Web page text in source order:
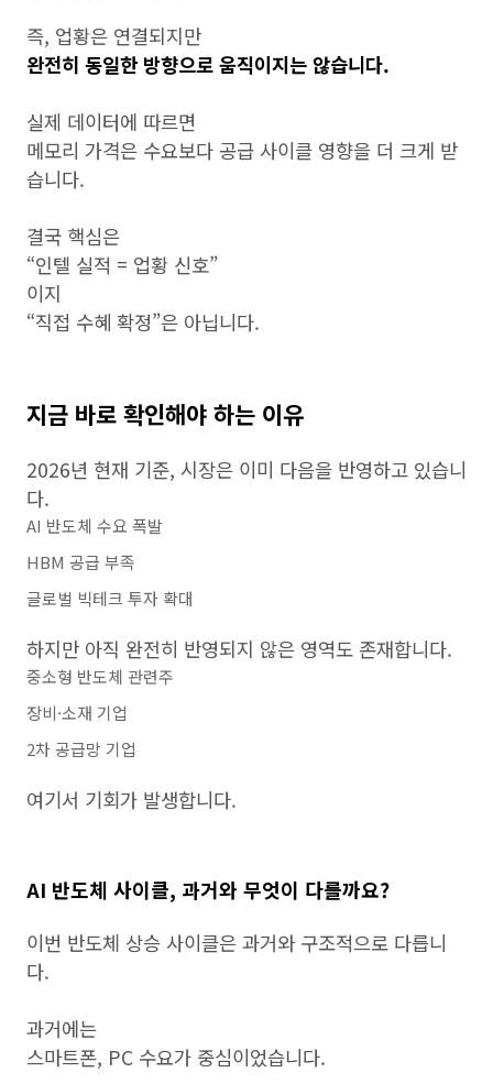
즉, 업황은 연결되지만
완전히 동일한 방향으로 움직이지는 않습니다.
실제 데이터에 따르면
메모리 가격은 수요보다 공급 사이클 영향을 더 크게 받
습니다.
결국 핵심은
“인텔 실적 = 업황 신호”
이지
“직접 수혜 확정”은 아닙니다.
지금 바로 확인해야 하는 이유
2026년 현재 기준, 시장은 이미 다음을 반영하고 있습니
다.
AI 반도체 수요 폭발
HBM 공급 부족
글로벌 빅테크 투자 확대
하지만 아직 완전히 반영되지 않은 영역도 존재합니다.
중소형 반도체 관련주
장비·소재 기업
2차 공급망 기업
여기서 기회가 발생합니다.
AI 반도체 사이클, 과거와 무엇이 다를까요?
이번 반도체 상승 사이클은 과거와 구조적으로 다릅니
다.
과거에는
스마트폰, PC 수요가 중심이었습니다.